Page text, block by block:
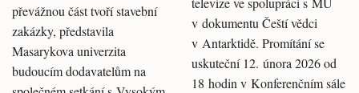
převážnou část tvoří stavební
zakázky, představila
Masarykova univerzita
budoucím dodavatelům na
v dokumentu Čeští vědci
v Antarktidě. Promítání se
uskuteční 12. února 2026 od
18 hodin v Konferenčním sále